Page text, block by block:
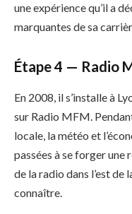
une expérience qu’il a
marquantes de sa
Étape 4 — Radio
En 2008, il s’installe à
sur Radio MFM.
locale, la météo et
passées à se forger
de la radio dans l’est
connaître.